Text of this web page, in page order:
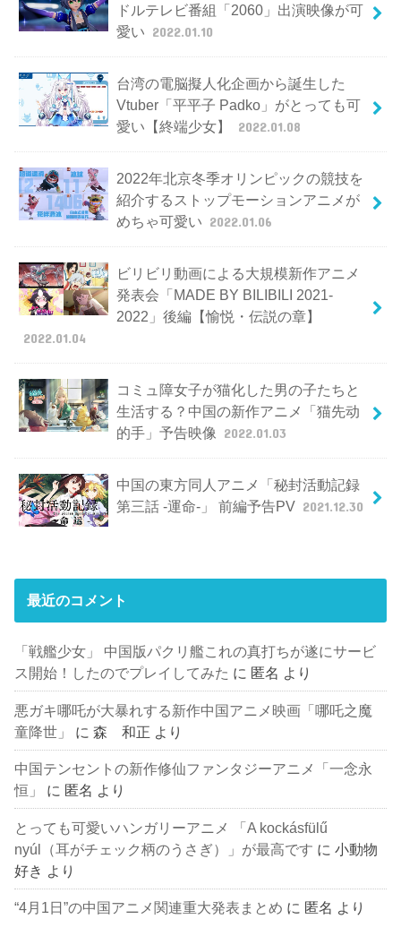
ドルテレビ番組「2060」出演映像が可
愛い 2022.01.10
台湾の電脳擬人化企画から誕生した
Vtuber「平平子 Padko」がとっても可
愛い【終端少女】
2022.01.08
2022年北京冬季オリンピックの競技を
紹介するストップモーションアニメが
めちゃ可愛い 2022.01.06
ビリビリ動画による大規模新作アニメ
発表会「MADE BY BILIBILI 2021-
2022」後編【愉悦・伝説の章】
2022.01.04
コミュ障女子が猫化した男の子たちと
生活する？中国の新作アニメ「猫先动
的手」予告映像
2022.01.03
中国の東方同人アニメ「秘封活動記録
第三話 -運命-」 前編予告PV 2021.12.30
最近のコメント
「戦艦少女」 中国版パクリ艦これの真打ちが遂にサービ
ス開始！したのでプレイしてみた に 匿名 より
悪ガキ哪吒が大暴れする新作中国アニメ映画「哪吒之魔
童降世」
に森 和正 より
中国テンセントの新作修仙ファンタジーアニメ「一念永
恒」
に 匿名 より
とっても可愛いハンガリーアニメ 「A kockásfülű
nyúl（耳がチェック柄のうさぎ）」が最高です に小動物
好き より
“4月1日”の中国アニメ関連重大発表まとめ に 匿名 より